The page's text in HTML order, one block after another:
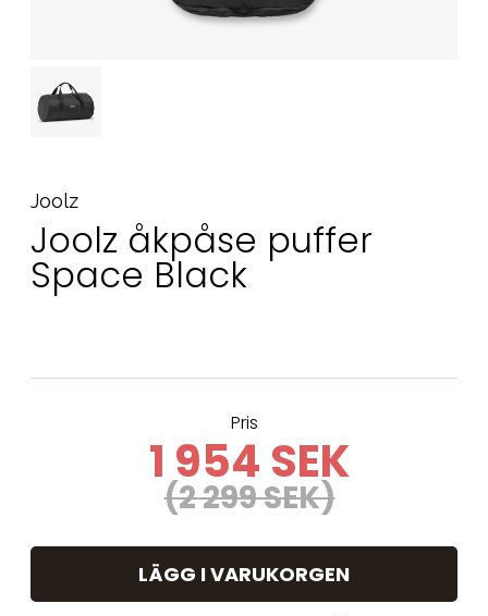
Joolz
Joolz åkpåse puffer
Space Black
Pris
1 954 SEK
(2 299 SEK)
LÄGG I VARUKORGEN
Varumärken
Kontakta oss